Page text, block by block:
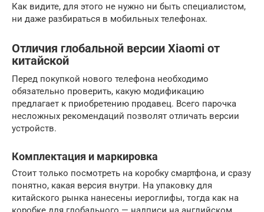
Как видите, для этого не нужно ни быть специалистом,
ни даже разбираться в мобильных телефонах.
Отличия глобальной версии Xiaomi от
китайской
Перед покупкой нового телефона необходимо
обязательно проверить, какую модификацию
предлагает к приобретению продавец. Всего парочка
несложных рекомендаций позволят отличать версии
устройств.
Комплектация и маркировка
Стоит только посмотреть на коробку смартфона, и сразу
понятно, какая версия внутри. На упаковку для
китайского рынка нанесены иероглифы, тогда как на